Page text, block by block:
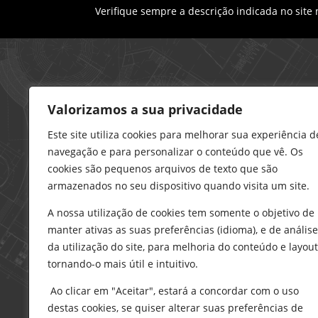
Valorizamos a sua privacidade
Este site utiliza cookies para melhorar sua experiência
navegação e para personalizar o conteúdo que vê. Os
cookies são pequenos arquivos de texto que são
armazenados no seu dispositivo quando visita um site.
A nossa utilização de cookies tem somente o objetivo de
manter ativas as suas preferências (idioma), e de análise
da utilização do site, para melhoria do conteúdo e
tornando-o mais útil e intuitivo.
Ao clicar em "Aceitar", estará a concordar com o uso
destas cookies, se quiser alterar suas preferências de
Verifique sempre a descrição indicada no site
21 296 0195
912 606 251
charneca@delarobia.pt
R. António Andrade, 1116
2820-287 • Charneca da Caparica
Loja – Tires
214 453 329
919 865 192
tires@delarobia.pt